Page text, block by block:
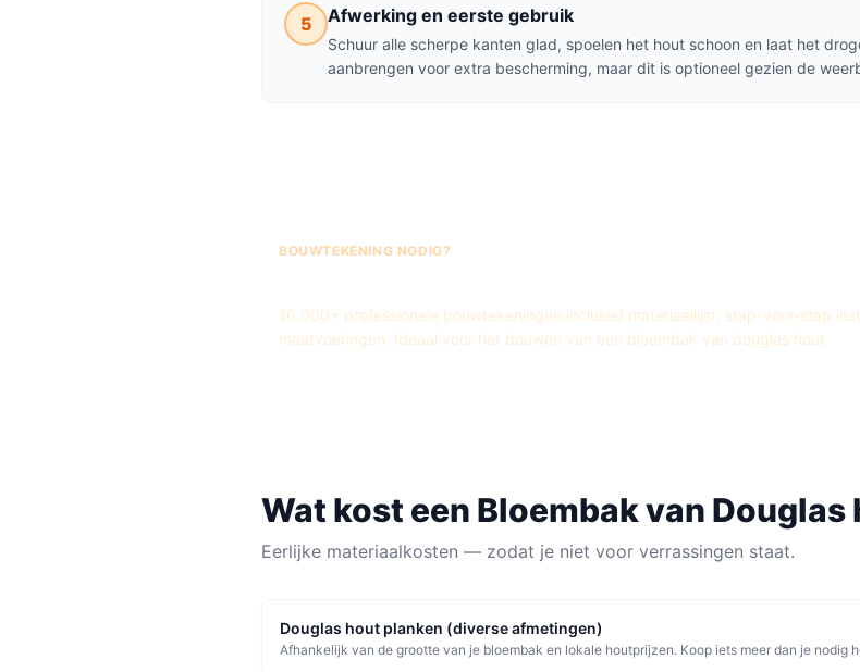
5 Afwerking en eerste gebruik
Schuur alle scherpe kanten glad, spoelen het hout schoon en laat het
aanbrengen voor extra bescherming, maar dit is optioneel gezien de
BOUWTEKENING NODIG?
10.000+ professionele bouwtekeningen inclusief materiaallijst, stap-voor-stap
maatvoeringen. Ideaal voor het bouwen van een bloembak van douglas hout
Wat kost een Bloembakvan Douglas
Eerlijke materiaalkosten — zodat je niet voor verrassingen staat.
Douglas hout planken (diverse afmetingen)
Afhankelijk van de grootte van je bloembak en lokale houtprijzen. Koop iets meer dan je nodig